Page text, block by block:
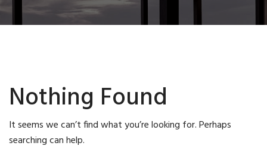
Nothing Found
It seems we can’t find what you’re looking for. Perhaps
searching can help.